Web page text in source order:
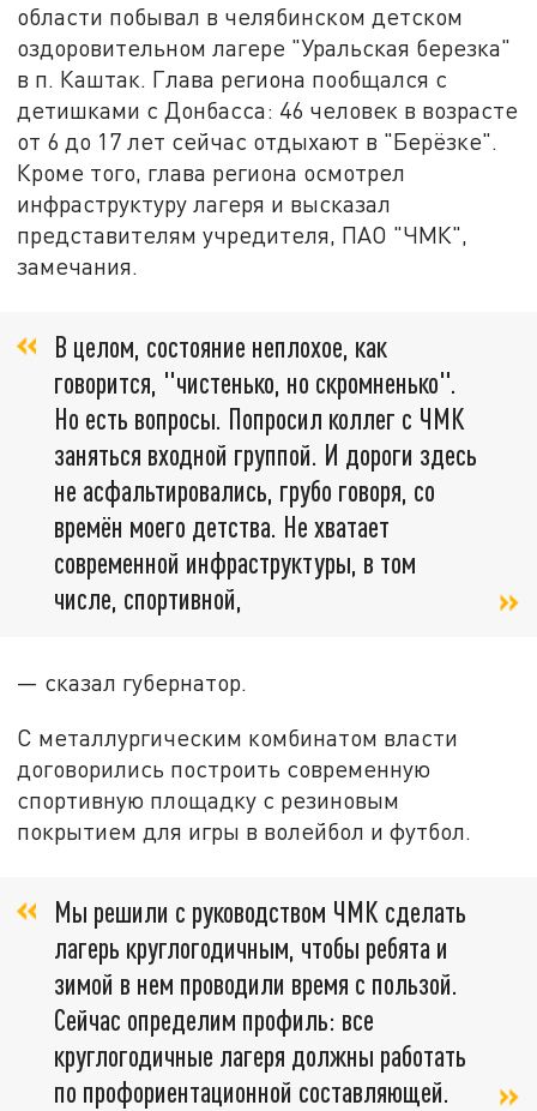
области побывал в челябинском детском
оздоровительном лагере "Уральская березка"
в п. Каштак. Глава региона пообщался с
детишками с Донбасса: 46 человек в возрасте
от 6 до 17 лет сейчас отдыхают в "Берёзке".
Кроме того, глава региона осмотрел
инфраструктуру лагеря и высказал
представителям учредителя, ПАО "ЧМК",
замечания.
В целом, состояние неплохое, как
говорится, "чистенько, но скромненько".
Но есть вопросы. Попросил коллег с ЧМК
заняться входной группой. И дороги здесь
не асфальтировались, грубо говоря, со
времён моего детства. Не хватает
современной инфраструктуры, в том
числе, спортивной,
— сказал губернатор.
С металлургическим комбинатом власти
договорились построить современную
спортивную площадку с резиновым
покрытием для игры в волейбол и футбол.
Мы решили с руководством ЧМК сделать
лагерь круглогодичным, чтобы ребята и
зимой в нем проводили время с пользой.
Сейчас определим профиль: все
круглогодичные лагеря должны работать
по профориентационной составляющей.